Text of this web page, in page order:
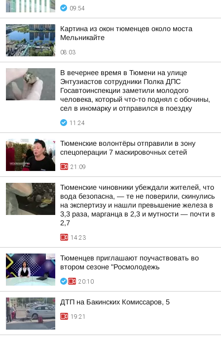
09:54
Картина из окон тюменцев около моста
Мельникайте
08:03
В вечернее время в Тюмени на улице
Энтузиастов сотрудники Полка ДПС
Госавтоинспекции заметили молодого
человека, который что-то поднял с обочины,
сел в иномарку и отправился в поездку
11:24
Тюменские волонтёры отправили в зону
спецоперации 7 маскировочных сетей
21:09
Тюменские чиновники убеждали жителей, что
вода безопасна, — те не поверили, скинулись
на экспертизу и нашли превышение железа в
3,3 раза, марганца в 2,3 и мутности — почти в
2,7
14:23
Тюменцев приглашают поучаствовать во
втором сезоне "Росмолодежь
20:10
ДТП на Бакинских Комиссаров, 5
19:21